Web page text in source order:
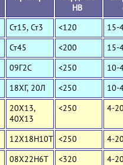
HB
Ст15, Ст3 <120 15-
Ст45 <200 15-
09Г2С <250 10-
18ХГ, 20Л <250 10-
20Х13,
40Х13
<250 4-20
12Х18Н10Т <250 4-20
08Х22Н6Т <320 4-20